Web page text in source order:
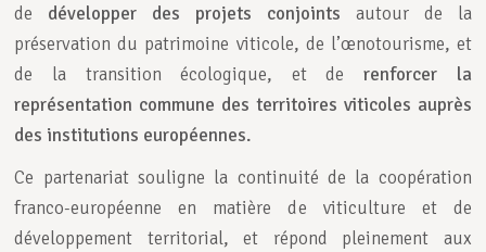
de développer des projets conjoints autour de la
préservation du patrimoine viticole, de l’œnotourisme, et
de la transition écologique, et de renforcer la
représentation commune des territoires viticoles auprès
des institutions européennes.
Ce partenariat souligne la continuité de la coopération
franco-européenne en matière de viticulture et de
développement territorial, et répond pleinement aux